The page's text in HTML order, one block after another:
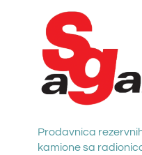
Prodavnica
kamione sa